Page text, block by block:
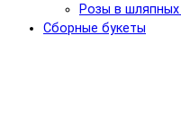
Розы в
Сборные букеты